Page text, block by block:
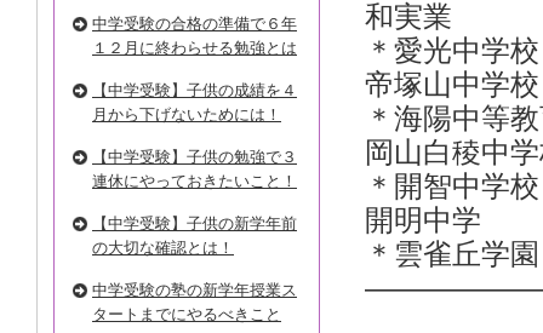
和実業
＊愛光
帝塚山
＊海陽中
岡山白
＊開
開明
＊雲雀丘学園
中学受験の合格の準備で６年
１２月に終わらせる勉強とは
【中学受験】子供の成績を４
月から下げないためには！
【中学受験】子供の勉強で３
連休にやっておきたいこと！
【中学受験】子供の新学年前
の大切な確認とは！
中学受験の塾の新学年授業ス
タートまでにやるべきこと